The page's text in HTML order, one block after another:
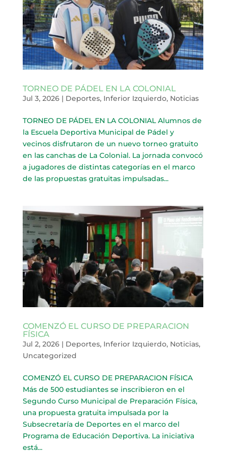
TORNEO DE PÁDEL EN LA COLONIAL
Jul 3, 2026| Deportes, Inferior Izquierdo, Noticias
TORNEO DE PÁDEL EN LA COLONIAL Alumnos de
la Escuela Deportiva Municipal de Pádel y
vecinos disfrutaron de un nuevo torneo gratuito
en las canchas de La Colonial. La jornada convocó
a jugadores de distintas categorías en el marco
de las propuestas gratuitas impulsadas...
COMENZÓ EL CURSO DE PREPARACION
FÍSICA
Jul 2, 2026| Deportes, Inferior Izquierdo, Noticias,
Uncategorized
COMENZÓ EL CURSO DE PREPARACION FÍSICA
Más de 500 estudiantes se inscribieron en el
Segundo Curso Municipal de Preparación Física,
una propuesta gratuita impulsada por la
Subsecretaría de Deportes en el marco del
Programa de Educación Deportiva. La iniciativa
está...